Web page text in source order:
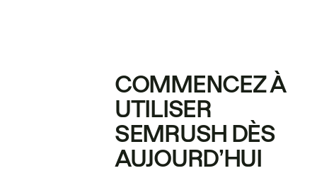
COMMENCEZ À
UTILISER
SEMRUSH DÈS
AUJOURD’HUI